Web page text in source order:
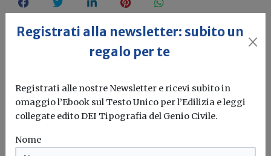
Registrati alla newsletter: subito un
regalo per te
Registrati alle nostre Newsletter e ricevi subito in
omaggio l’Ebook sul Testo Unico per l’Edilizia e leggi
collegate edito DEI Tipografia del Genio Civile.
Nome